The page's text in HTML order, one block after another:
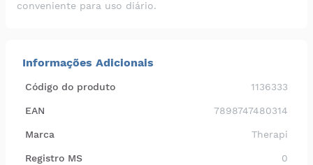
conveniente para uso diário.
Informações Adicionais
Código do produto 1136333
EAN 7898747480314
Marca Therapi
Registro MS 0